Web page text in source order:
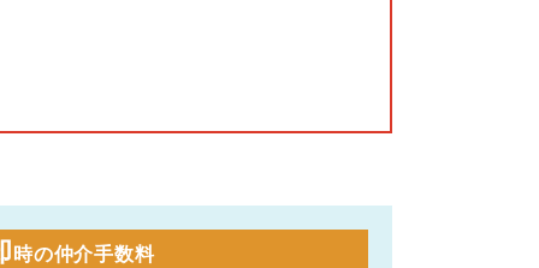
時の仲介手数料